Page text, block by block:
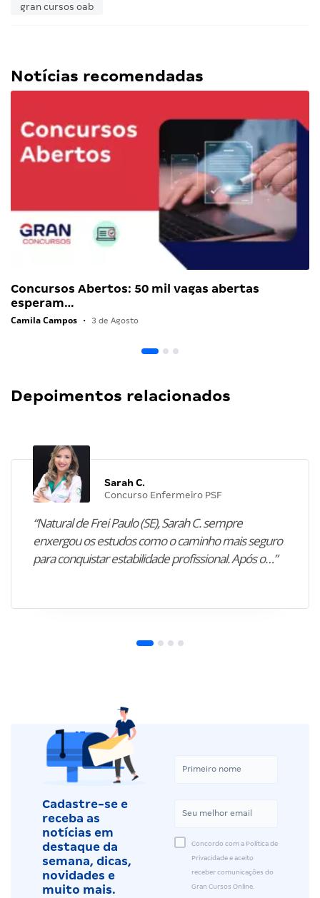
gran cursos oab
Notícias recomendadas
Concursos Abertos: 50 mil vagas abertas
esperam…
Camila Campos • 3 de Agosto
Depoimentos relacionados
Sarah C.
Concurso Enfermeiro PSF
“Natural de Frei Paulo (SE), Sarah C. sempre
enxergou os estudos como o caminho mais seguro
para conquistar estabilidade profissional. Após o…”
Cadastre-se e
receba as
notícias em
destaque da
semana, dicas,
novidades e
muito mais.
Concordo com a Política de
Privacidade e aceito
receber comunicações do
Gran Cursos Online.